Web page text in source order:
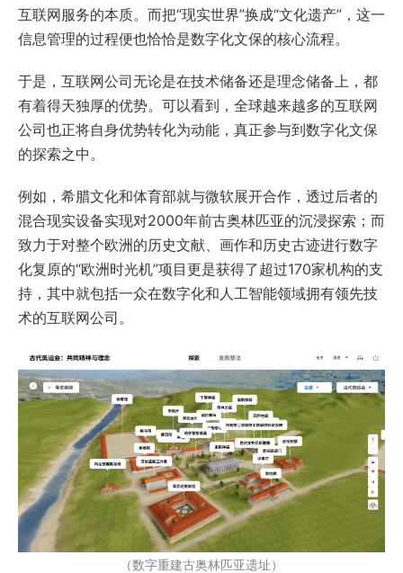
互联网服务的本质。而把“现实世界”换成“文化遗产”，这一
信息管理的过程便也恰恰是数字化文保的核心流程。
于是，互联网公司无论是在技术储备还是理念储备上，都
有着得天独厚的优势。可以看到，全球越来越多的互联网
公司也正将自身优势转化为动能，真正参与到数字化文保
的探索之中。
例如，希腊文化和体育部就与微软展开合作，透过后者的
混合现实设备实现对2000年前古奥林匹亚的沉浸探索；而
致力于对整个欧洲的历史文献、画作和历史古迹进行数字
化复原的“欧洲时光机”项目更是获得了超过170家机构的支
持，其中就包括一众在数字化和人工智能领域拥有领先技
术的互联网公司。
（数字重建古奥林匹亚遗址）